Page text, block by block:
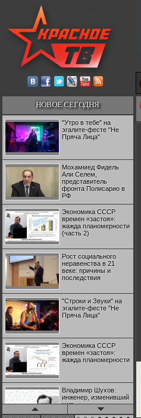
НОВОЕ СЕГОДНЯ
"Утро в тебе" на
эгалите-фесте "Не
Пряча Лица"
Мохаммед Фидель
Али Селем,
представитель
фронта Полисарио в
РФ
Экономика СССР
времен «застоя»:
жажда планомерности
(часть 2)
Рост социального
неравенства в 21
веке: причины и
последствия
"Строки и Звуки" на
эгалите-фесте "Не
Пряча Лица"
Экономика СССР
времен «застоя»:
жажда планомерности
Владимир Шухов:
инженер, изменивший
мир